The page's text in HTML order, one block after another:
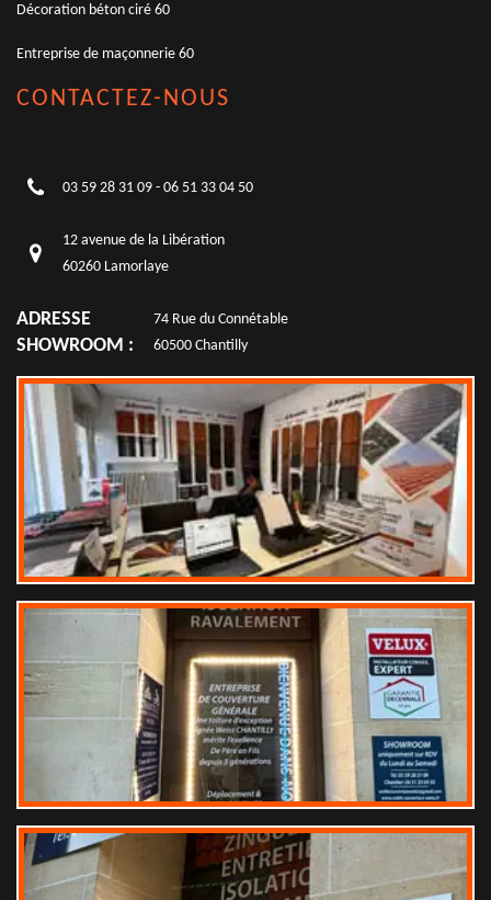
Décoration béton ciré 60
Entreprise de maçonnerie 60
CONTACTEZ-NOUS
03 59 28 31 09 - 06 51 33 04 50
12 avenue de la Libération
60260 Lamorlaye
ADRESSE
SHOWROOM :
74 Rue du Connétable
60500 Chantilly